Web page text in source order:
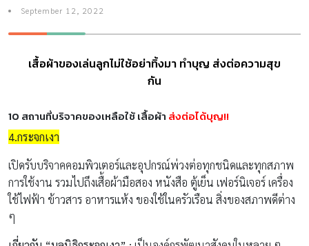
September 12, 2022
เสื้อผ้าของเล่นลูกไม่ใช้อย่าทิ้งมา ทำบุญ ส่งต่อความสุข
กัน
10 สถานที่บริจาคของเหลือใช้ เสื้อผ้า ส่งต่อได้บุญ!!
4.กระจกเงา
เปิดรับบริจาคคอมพิวเตอร์และอุปกรณ์พ่วงต่อทุกชนิดและทุกสภาพ
การใช้งาน รวมไปถึงเสื้อผ้ามือสอง หนังสือ ตู้เย็น เฟอร์นิเจอร์ เครื่อง
ใช้ไฟฟ้า ข้าวสาร อาหารแห้ง ของใช้ในครัวเรือน สิ่งของสภาพดีต่าง
ๆ